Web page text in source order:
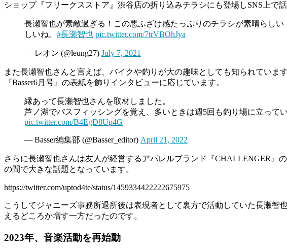
ショップ『フリークスストア』渋谷店の折り込みチラシにも登場しSNS上で
長瀬智也が素敵過ぎる！この悪ふざけ感たっぷりのチラシが素晴らし
しいね。 #長瀬智也 pic.twitter.com/7trVBOhJya
— レオン (@leung27) July 7, 2021
また長瀬智也さんと言えば、バイクや釣りが大の趣味としても知られてい
『Basser6月号』の表紙を飾りインタビューに応じています。
縁あって長瀬智也さんを取材しました。
芦ノ湖でバスフィッシングを覚え、多いときは週5回も釣り場に立って
pic.twitter.com/B4EgD8Up4G
— Basser編集部 (@Basser_editor) April 21, 2022
さらに長瀬智也さんは友人が経営するアパレルブランド『CHALLENGER』
の間で大きな話題となっています。
https://twitter.com/uptod4te/status/1459334422222675975
こうしてジャニーズ事務所退所後は表現者として裏方で活動していた長瀬智
えるどころか増す一方だったのです。
2023年、音楽活動を再始動